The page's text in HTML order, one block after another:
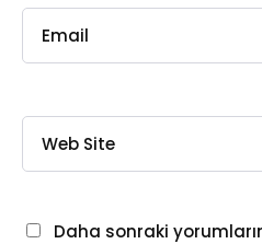
Daha sonraki